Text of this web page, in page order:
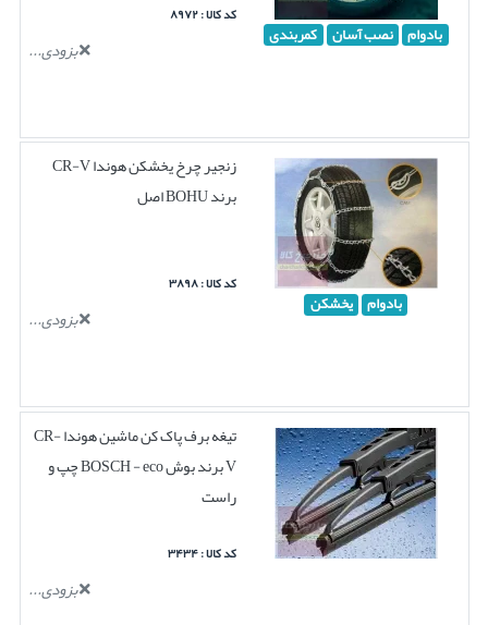
بادوام نصب آسان کمربندی
کد کالا : ۸۹۷۲
بزودی...
بادوام یخشکن
زنجیر چرخ یخشکن هوندا CR-V
برند BOHU اصل
کد کالا : ۳۸۹۸
بزودی...
تیغه برف پاک کن ماشین هوندا CR-
V برند بوش BOSCH - eco چپ و
راست
کد کالا : ۳۴۳۴
بزودی...